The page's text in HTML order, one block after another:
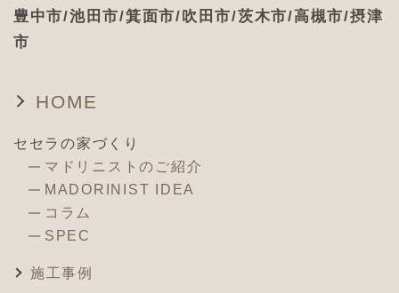
豊中市/池田市/箕面市/吹田市/茨木市/高槻市/摂津
市
HOME
セセラの家づくり
マドリニストのご紹介
MADORINIST IDEA
コラム
SPEC
施工事例